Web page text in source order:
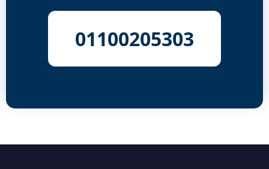
01100205303